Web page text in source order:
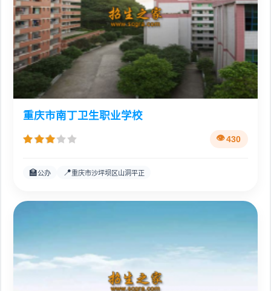
重庆市南丁卫生职业学校
430
🏫公办 📍重庆市沙坪坝区山洞平正